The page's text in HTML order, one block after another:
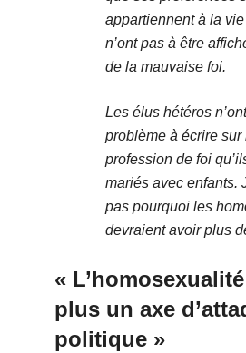
appartiennent à la
n’ont pas à être
de la mauvaise foi.
Les élus hétéros
problème à écrire sur
profession de foi
mariés avec enfants.
pas pourquoi les
devraient avoir plus
«
plus un axe
politique »